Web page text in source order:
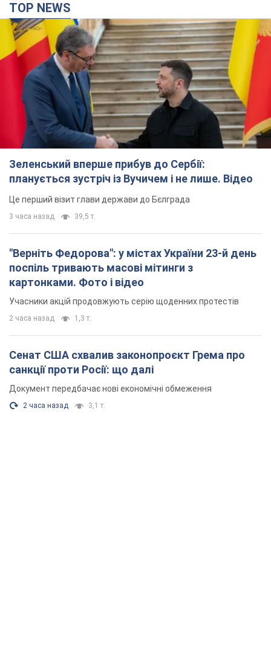
TOP NEWS
Зеленський вперше прибув до Сербії:
планується зустріч із Вучичем і не лише. Відео
Це перший візит глави держави до Бєлграда
3 часа назад 39,5 т.
"Верніть Федорова": у містах України 23-й день
поспіль тривають масові мітинги з
картонками. Фото і відео
Учасники акцій продовжують серію щоденних протестів
2 часа назад 1,3 т.
Сенат США схвалив законопроєкт Грема про
санкції проти Росії: що далі
Документ передбачає нові економічні обмеження
2 часа назад 3,1 т.